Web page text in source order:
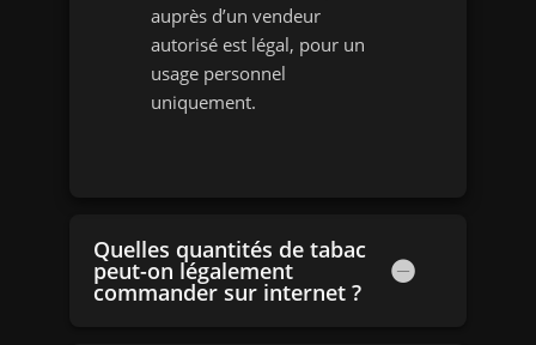
auprès d’un vendeur
autorisé est légal, pour un
usage personnel
uniquement.
Quelles quantités de tabac
peut-on légalement
commander sur internet ?